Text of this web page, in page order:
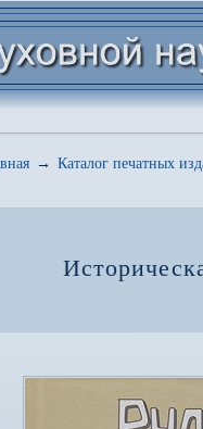
→ Каталог печатных